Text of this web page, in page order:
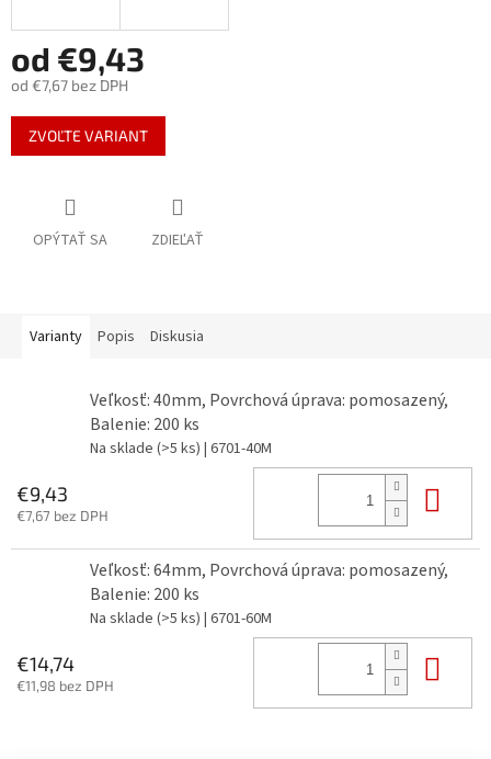
od €9,43
od €7,67 bez DPH
Jednotková
cena:
ZVOĽTE VARIANT
OPÝTAŤ SA ZDIEĽAŤ
Varianty Popis Diskusia
Veľkosť: 40mm, Povrchová úprava: pomosazený,
Balenie: 200 ks
Na sklade (>5 ks) | 6701-40M
€9,43
€7,67 bez DPH
Veľkosť: 64mm, Povrchová úprava: pomosazený,
Balenie: 200 ks
Na sklade (>5 ks) | 6701-60M
€14,74
€11,98 bez DPH